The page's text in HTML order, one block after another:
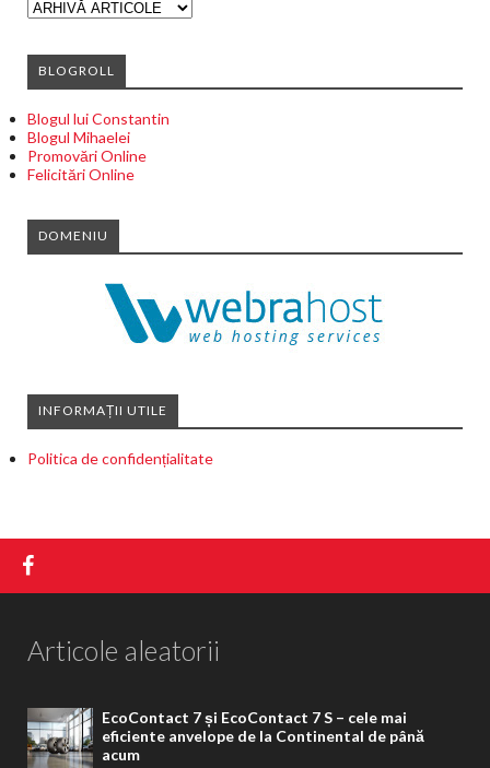
BLOGROLL
Blogul lui Constantin
Blogul Mihaelei
Promovări Online
Felicitări Online
DOMENIU
INFORMAȚII UTILE
Politica de confidențialitate
Articole aleatorii
EcoContact 7 și EcoContact 7 S – cele mai
eficiente anvelope de la Continental de până
acum